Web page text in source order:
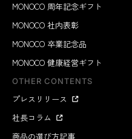
MONOCO 周年記念ギフト
MONOCO 社内表彰
MONOCO 卒業記念品
MONOCO 健康経営ギフト
OTHER CONTENTS
プレスリリース
社長コラム
商品の選び方記事